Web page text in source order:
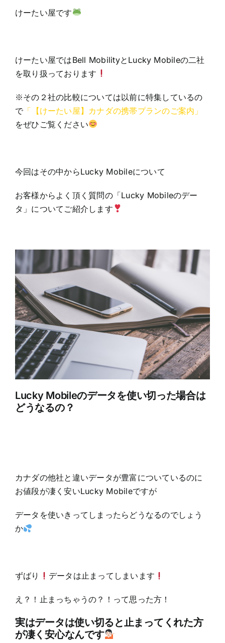
けーたい屋です
けーたい屋ではBell MobilityとLucky Mobileの二社
を取り扱っております
※その２社の比較については以前に特集しているの
で「 【けーたい屋】カナダの携帯プランのご案内 」
をぜひご覧ください
今回はその中からLucky Mobileについて
お客様からよく頂く質問の「Lucky Mobileのデー
タ」についてご紹介します
Lucky Mobileのデータを使い切った場合は
どうなるの？
カナダの他社と違いデータが豊富についているのに
お値段が凄く安いLucky Mobileですが
データを使いきってしまったらどうなるのでしょう
か
ずばり データは止まってしまいます
え？！止まっちゃうの？！って思った方！
実はデータは使い切ると止まってくれた方
が凄く安心なんです